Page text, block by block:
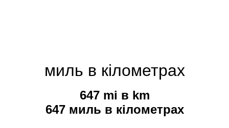
миль в кілометрах
647 mi в km
647 миль в кілометрах